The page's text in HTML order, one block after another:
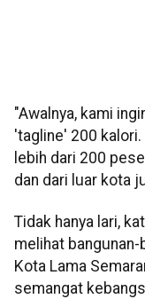
"Awalnya, kami
'tagline' 200
lebih dari 200
dan dari luar kota
Tidak hanya lari,
melihat
Kota Lama
semangat